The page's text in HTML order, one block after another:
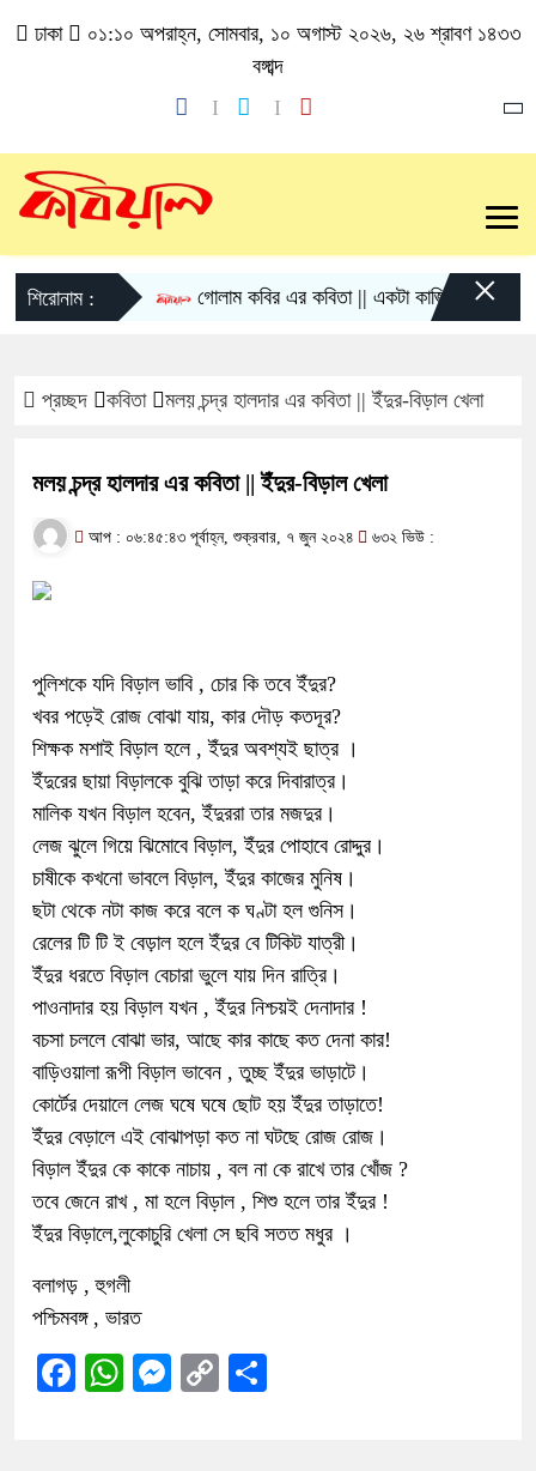
ঢাকা
০১:১০ অপরাহ্ন, সোমবার, ১০ অগাস্ট ২০২৬, ২৬ শ্রাবণ ১৪৩৩
বঙ্গাব্দ
শিরোনাম : গোলাম কবির এর কবিতা || একটা কাঙ্ক্ষিত স্বপ্নের গল্প
×
প্রচ্ছদ কবিতা মলয় চন্দ্র হালদার এর কবিতা || ইঁদুর-বিড়াল খেলা
মলয় চন্দ্র হালদার এর কবিতা || ইঁদুর-বিড়াল খেলা
আপ : ০৬:৪৫:৪৩ পূর্বাহ্ন, শুক্রবার, ৭ জুন ২০২৪ ৬৩২ ভিউ :
পুলিশকে যদি বিড়াল ভাবি , চোর কি তবে ইঁদুর?
খবর পড়েই রোজ বোঝা যায়, কার দৌড় কতদূর?
শিক্ষক মশাই বিড়াল হলে , ইঁদুর অবশ্যই ছাত্র ।
ইঁদুরের ছায়া বিড়ালকে বুঝি তাড়া করে দিবারাত্র।
মালিক যখন বিড়াল হবেন, ইঁদুররা তার মজদুর।
লেজ ঝুলে গিয়ে ঝিমোবে বিড়াল, ইঁদুর পোহাবে রোদ্দুর।
চাষীকে কখনো ভাবলে বিড়াল, ইঁদুর কাজের মুনিষ।
ছটা থেকে নটা কাজ করে বলে ক ঘণ্টা হল গুনিস।
রেলের টি টি ই বেড়াল হলে ইঁদুর বে টিকিট যাত্রী।
ইঁদুর ধরতে বিড়াল বেচারা ভুলে যায় দিন রাত্রি।
পাওনাদার হয় বিড়াল যখন , ইঁদুর নিশ্চয়ই দেনাদার !
বচসা চললে বোঝা ভার, আছে কার কাছে কত দেনা কার!
বাড়িওয়ালা রূপী বিড়াল ভাবেন , তুচ্ছ ইঁদুর ভাড়াটে।
কোর্টের দেয়ালে লেজ ঘষে ঘষে ছোট হয় ইঁদুর তাড়াতে!
ইঁদুর বেড়ালে এই বোঝাপড়া কত না ঘটছে রোজ রোজ।
বিড়াল ইঁদুর কে কাকে নাচায় , বল না কে রাখে তার খোঁজ ?
তবে জেনে রাখ , মা হলে বিড়াল , শিশু হলে তার ইঁদুর !
ইঁদুর বিড়ালে,লুকোচুরি খেলা সে ছবি সতত মধুর ।
বলাগড় , হুগলী
পশ্চিমবঙ্গ , ভারত
Facebook
WhatsApp
Messenger
Copy